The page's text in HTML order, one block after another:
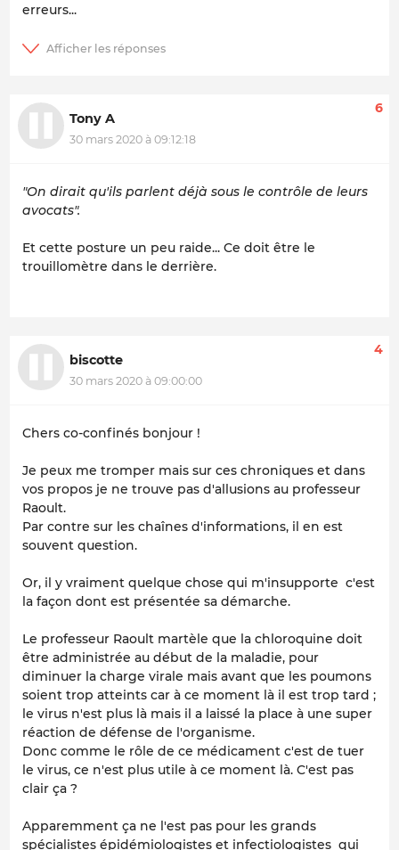
erreurs...
Tony A
30 mars 2020 à 09:12:18
6
"On dirait qu'ils parlent déjà sous le contrôle de leurs
avocats".
Et cette posture un peu raide... Ce doit être le
trouillomètre dans le derrière.
biscotte
30 mars 2020 à 09:00:00
4
Chers co-confinés bonjour !
Je peux me tromper mais sur ces chroniques et dans
vos propos je ne trouve pas d'allusions au professeur
Raoult.
Par contre sur les chaînes d'informations, il en est
souvent question.
Or, il y vraiment quelque chose qui m'insupporte c'est
la façon dont est présentée sa démarche.
Le professeur Raoult martèle que la chloroquine doit
être administrée au début de la maladie, pour
diminuer la charge virale mais avant que les poumons
soient trop atteints car à ce moment là il est trop tard ;
le virus n'est plus là mais il a laissé la place à une super
réaction de défense de l'organisme.
Donc comme le rôle de ce médicament c'est de tuer
le virus, ce n'est plus utile à ce moment là. C'est pas
clair ça ?
Apparemment ça ne l'est pas pour les grands
spécialistes épidémiologistes et infectiologistes qui